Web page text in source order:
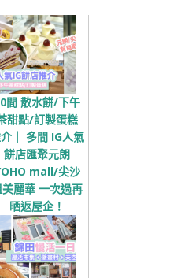
間 散水餅/下午
甜點/訂製蛋糕
｜ 多間 IG人氣
餅店匯聚元朗
mall/尖沙
美麗華 一次過再
晒返屋企！